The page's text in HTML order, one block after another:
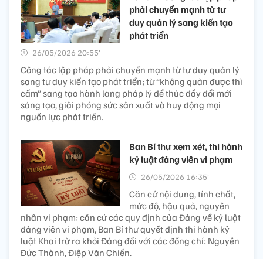
phải chuyển mạnh từ tư
duy quản lý sang kiến tạo
phát triển
26/05/2026 20:55’
Công tác lập pháp phải chuyển mạnh từ tư duy quản lý
sang tư duy kiến tạo phát triển; từ “không quản được thì
cấm” sang tạo hành lang pháp lý để thúc đẩy đổi mới
sáng tạo, giải phóng sức sản xuất và huy động mọi
nguồn lực phát triển.
Ban Bí thư xem xét, thi hành
kỷ luật đảng viên vi phạm
26/05/2026 16:35’
Căn cứ nội dung, tính chất,
mức độ, hậu quả, nguyên
nhân vi phạm; căn cứ các quy định của Đảng về kỷ luật
đảng viên vi phạm, Ban Bí thư quyết định thi hành kỷ
luật Khai trừ ra khỏi Đảng đối với các đồng chí: Nguyễn
Đức Thành, Điệp Văn Chiến.